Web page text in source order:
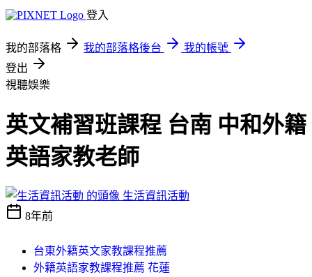
登入
我的部落格 我的部落格後台
我的帳號
登出
視聽娛樂
英文補習班課程 台南 中和外籍
英語家教老師
生活資訊活動
8年前
台東外籍英文家教課程推薦
外籍英語家教課程推薦 花蓮